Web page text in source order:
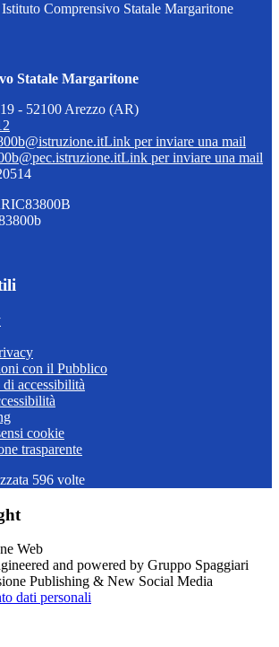
Istituto Comprensivo Statale Margaritone
Statale Margaritone
- 52100 Arezzo (AR)
Link per inviare una mail
Link per inviare una mail
con il Pubblico
accessibilità
cookie
trasparente
596 volte
and powered by Gruppo Spaggiari
Publishing & New Social Media
dati personali